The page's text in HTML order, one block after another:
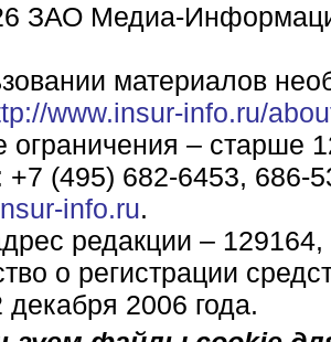
ЗАО Медиа-
материалов
www.insur-info.ru/
ограничения – старше
(495) 682-6453, 686-
info.ru.
редакции –
о регистрации
декабря 2006 года.